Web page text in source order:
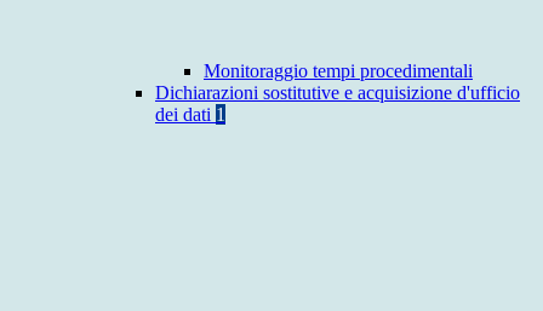
Monitoraggio tempi procedimentali
Dichiarazioni sostitutive e acquisizione d'ufficio
dei dati 1